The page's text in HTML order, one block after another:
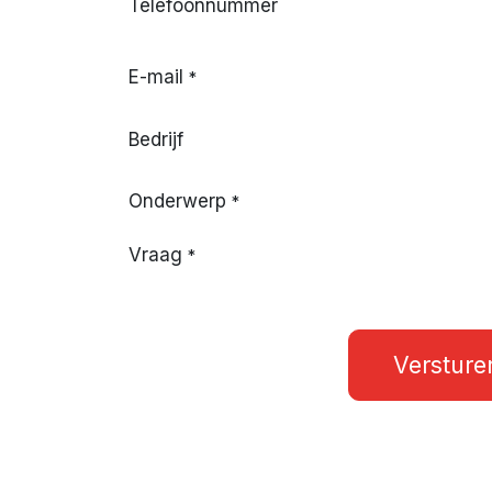
Telefoonnummer
E-mail *
Bedrijf
Onderwerp *
Vraag *